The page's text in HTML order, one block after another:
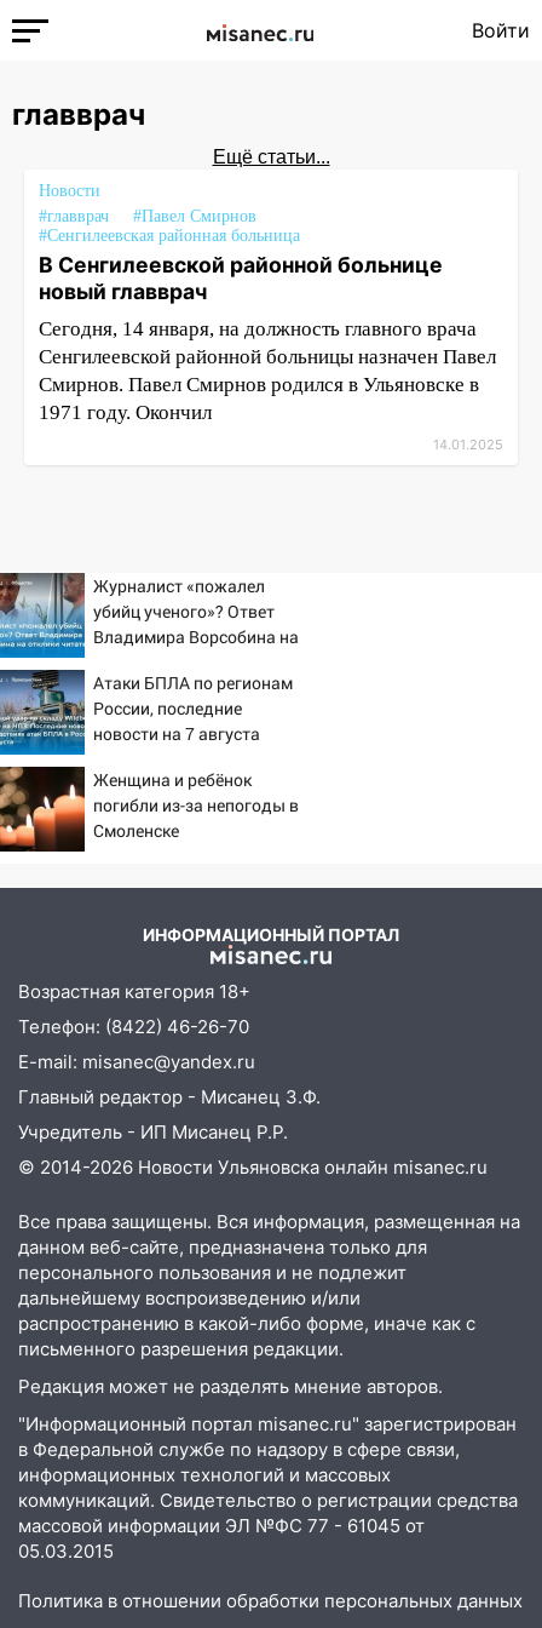
Войти
главврач
Ещё статьи...
Новости
#главврач
#Павел Смирнов
#Сенгилеевская районная больница
В Сенгилеевской районной больнице
новый главврач
Сегодня, 14 января, на должность главного врача
Сенгилеевской районной больницы назначен Павел
Смирнов. Павел Смирнов родился в Ульяновске в
1971 году. Окончил
14.01.2025
Журналист «пожалел
убийц ученого»? Ответ
Владимира Ворсобина на
Атаки БПЛА по регионам
России, последние
новости на 7 августа
на склады Wildberries,
состояние пострадавших
Женщина и ребёнок
погибли из-за непогоды в
Смоленске
ИНФОРМАЦИОННЫЙ ПОРТАЛ
Возрастная категория 18+
Телефон: (8422) 46-26-70
E-mail: misanec@yandex.ru
Главный редактор - Мисанец З.Ф.
Учредитель - ИП Мисанец Р.Р.
© 2014-2026 Новости Ульяновска онлайн misanec.ru
Все права защищены. Вся информация, размещенная на
данном веб-сайте, предназначена только для
персонального пользования и не подлежит
дальнейшему воспроизведению и/или
распространению в какой-либо форме, иначе как с
письменного разрешения редакции.
Редакция может не разделять мнение авторов.
"Информационный портал misanec.ru" зарегистрирован
в Федеральной службе по надзору в сфере связи,
информационных технологий и массовых
коммуникаций. Свидетельство о регистрации средства
массовой информации ЭЛ №ФС 77 - 61045 от
05.03.2015
Политика в отношении обработки персональных данных